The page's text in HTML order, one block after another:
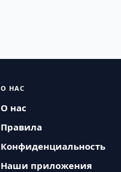
О НАС
О нас
Правила
Конфиденциальность
Наши приложения